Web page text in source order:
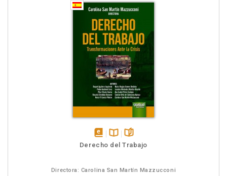
disponívelDisponível
páginas
Derecho del Trabajo
Directora: Carolina San Martín Mazzucconi